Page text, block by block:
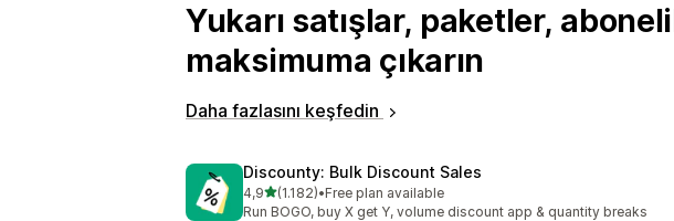
Yukarı satışlar, paketler,
maksimuma çıkarın
Daha fazlasını keşfedin
Discounty: Bulk Discount Sales
4,95 yıldız üzerinden
(1.182)
toplam 1182 değerlendirme
•Free plan available
Run BOGO, buy X get Y, volume discount app & quantity breaks